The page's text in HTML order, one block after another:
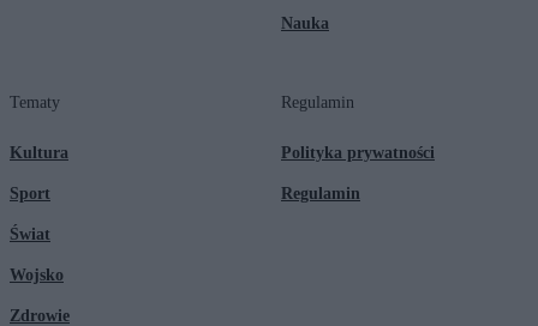
Nauka
Tematy
Kultura
Sport
Świat
Wojsko
Zdrowie
Regulamin
Polityka prywatności
Regulamin